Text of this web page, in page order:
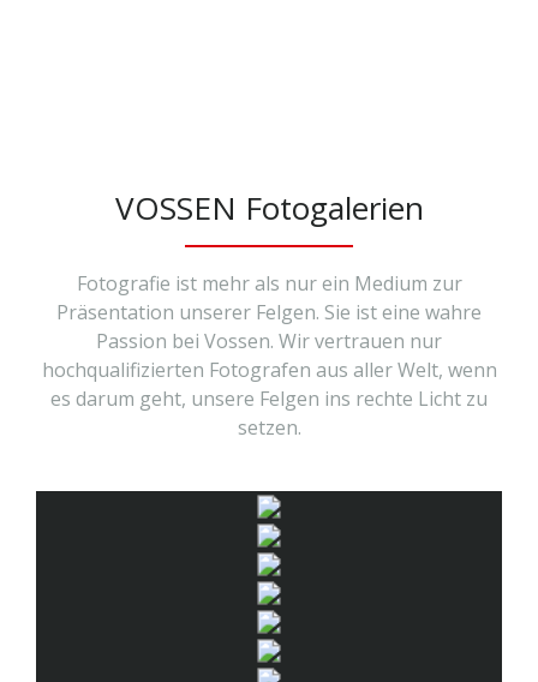
VOSSEN Fotogalerien
Fotografie ist mehr als nur ein Medium zur
Präsentation unserer Felgen. Sie ist eine wahre
Passion bei Vossen. Wir vertrauen nur
hochqualifizierten Fotografen aus aller Welt, wenn
es darum geht, unsere Felgen ins rechte Licht zu
setzen.